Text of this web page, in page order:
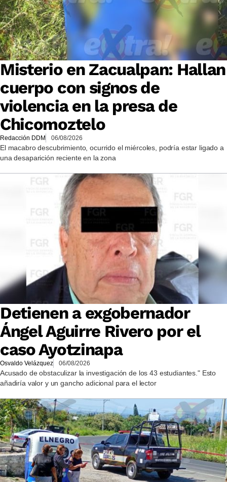
Misterio en Zacualpan: Hallan
cuerpo con signos de
violencia en la presa de
Chicomoztelo
Redacción DDM 06/08/2026
El macabro descubrimiento, ocurrido el miércoles, podría estar ligado a
una desaparición reciente en la zona
Detienen a exgobernador
Ángel Aguirre Rivero por el
caso Ayotzinapa
Osvaldo Velázquez 06/08/2026
Acusado de obstaculizar la investigación de los 43 estudiantes." Esto
añadiría valor y un gancho adicional para el lector